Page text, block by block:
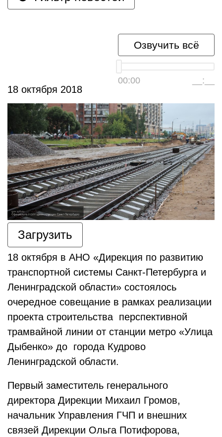
Озвучить всё
00:00 __:__
18 октября 2018
Загрузить
18 октября в АНО «Дирекция по развитию
транспортной системы Санкт-Петербурга и
Ленинградской области» состоялось
очередное совещание в рамках реализации
проекта строительства перспективной
трамвайной линии от станции метро «Улица
Дыбенко» до города Кудрово
Ленинградской области.
Первый заместитель генерального
директора Дирекции Михаил Громов,
начальник Управления ГЧП и внешних
связей Дирекции Ольга Потифорова,